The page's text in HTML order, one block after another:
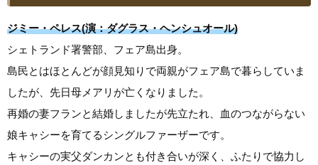
ジミー・ペレス(演：ダグラス・ヘンシュオール)
シェトランド署警部、フェア島出身。
島民とはほとんどが顔見知りで両親がフェア島で暮らしていま
したが、先日母メアリが亡くなりました。
再婚の妻フランと結婚しましたが先立たれ、血のつながらない
娘キャシーを育てるシングルファーザーです。
キャシーの実父ダンカンとも付き合いが深く、ふたりで協力し